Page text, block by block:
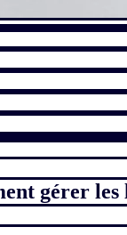
gérer les